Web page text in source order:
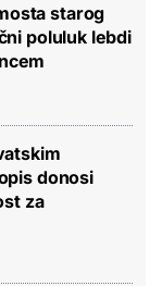
starog
poluluk lebdi
donosi
za